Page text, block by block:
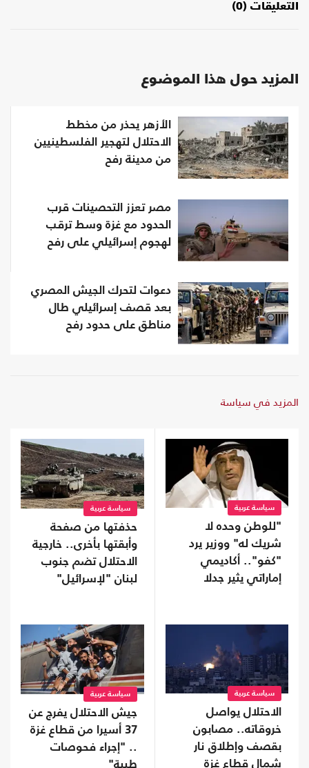
التعليقات (0)
المزيد حول هذا الموضوع
الأزهر يحذر من مخطط
الاحتلال لتهجير الفلسطينيين
من مدينة رفح
مصر تعزز التحصينات قرب
الحدود مع غزة وسط ترقب
لهجوم إسرائيلي على رفح
دعوات لتحرك الجيش المصري
بعد قصف إسرائيلي طال
مناطق على حدود رفح
المزيد في سياسة
سياسة عربية
"للوطن وحده لا
شريك له" ووزير يرد
"كفو".. أكاديمي
إماراتي يثير جدلا
سياسة عربية
حذفتها من صفحة
وأبقتها بأخرى.. خارجية
الاحتلال تضم جنوب
لبنان "لإسرائيل"
سياسة عربية
الاحتلال يواصل
خروقاته.. مصابون
بقصف وإطلاق نار
شمال قطاع غزة
سياسة عربية
جيش الاحتلال يفرج عن
37 أسيرا من قطاع غزة
.. "إجراء فحوصات
طبية"